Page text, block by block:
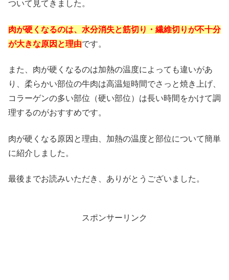
ついて見てきました。
肉が硬くなるのは、水分消失と筋切り・繊維切りが不十分
が大きな原因と理由です。
また、肉が硬くなるのは加熱の温度によっても違いがあ
り、柔らかい部位の牛肉は高温短時間でさっと焼き上げ、
コラーゲンの多い部位（硬い部位）は長い時間をかけて調
理するのがおすすめです。
肉が硬くなる原因と理由、加熱の温度と部位について簡単
に紹介しました。
最後までお読みいただき、ありがとうございました。
スポンサーリンク